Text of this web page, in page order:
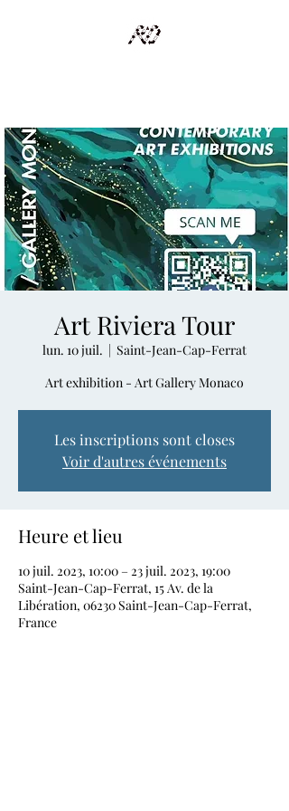
Art Riviera Tour
lun. 10 juil.
  |
Saint-Jean-Cap-Ferrat
Art exhibition - Art Gallery Monaco
Les inscriptions sont closes
Voir d'autres événements
Heure et lieu
10 juil. 2023, 10:00 – 23 juil. 2023, 19:00
Saint-Jean-Cap-Ferrat, 15 Av. de la
Libération, 06230 Saint-Jean-Cap-Ferrat,
France